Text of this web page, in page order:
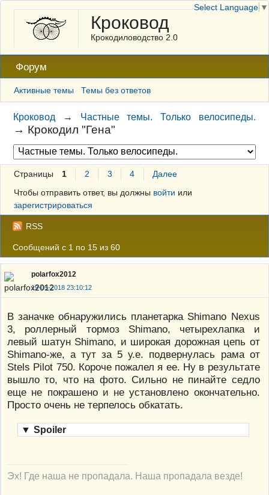
Кроковод
Крокодиловодство 2.0
Форум
Активные темы Темы без ответов
Кроковод → Частные темы. Только велосипеды.
→ Крокодил "Гена"
Страницы 1 2 3 4
Далее
Чтобы отправить ответ, вы должны войти или
зарегистрироваться
RSS
Сообщений с 1 по 15 из 60
polarfox2012
19-05-2018 23:10:12
В заначке обнаружились планетарка Shimano Nexus
3, роллерный тормоз Shimano, четырехлапка и
левый шатун Shimano, и широкая дорожная цепь от
Shimano-же, а тут за 5 у.е. подвернулась рама от
Stels Pilot 750. Короче пожалел я ее. Ну в результате
вышло то, что на фото. Сильно не пинайте седло
еще не покрашено и не установлено окончательно.
Просто очень не терпелось обкатать.
▼ Spoiler
Эх! Где наша не пропадала. Наша пропадала везде!
Select Language ▼